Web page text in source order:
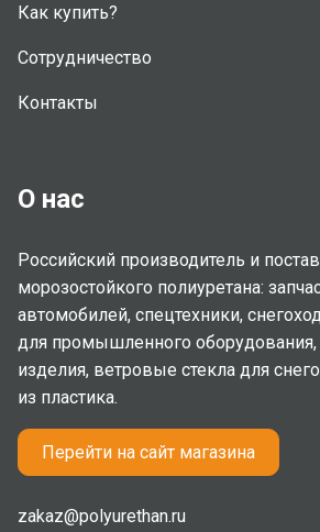
Как купить?
Сотрудничество
Контакты
О нас
Российский производитель и
морозостойкого полиуретана:
автомобилей, спецтехники,
для промышленного
изделия, ветровые стекла для
из пластика.
Перейти на сайт магазина
zakaz@polyurethan.ru